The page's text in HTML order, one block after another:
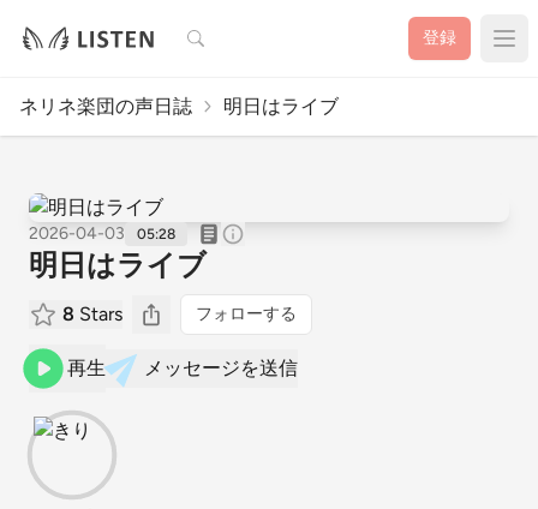
検索 登録
ネリネ楽団の声日誌 明日はライブ
2026-04-03 05:28
明日はライブ
8 Stars フォローする
再生 メッセージを送信